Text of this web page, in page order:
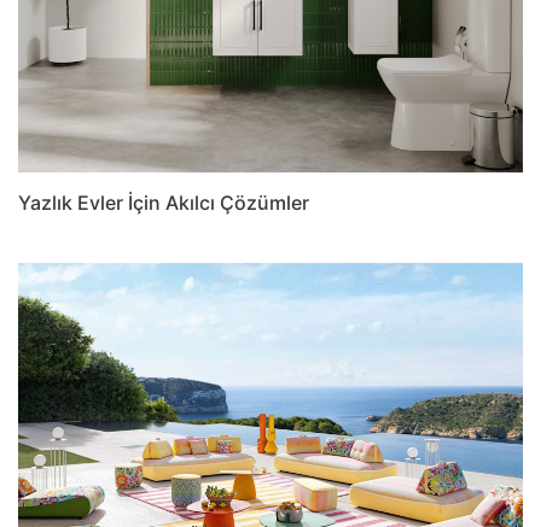
Yazlık Evler İçin Akılcı Çözümler